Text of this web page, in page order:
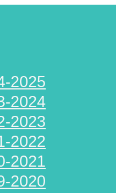
2025
2024
2023
2022
2021
2020